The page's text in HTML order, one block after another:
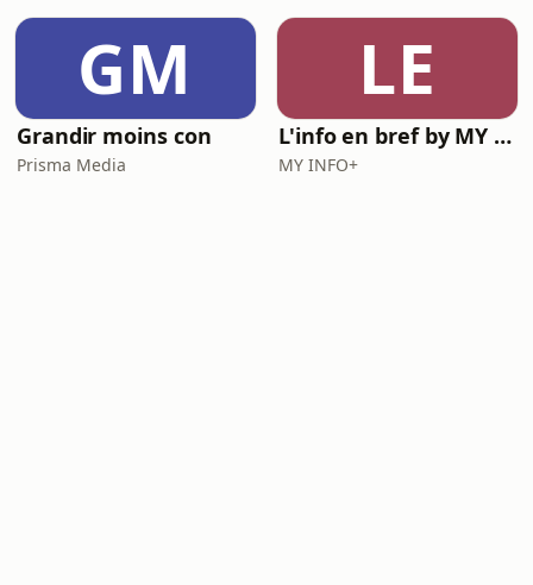
GM
Grandir moins con
Prisma Media
LE
L'info en bref by MY INFO+
MY INFO+